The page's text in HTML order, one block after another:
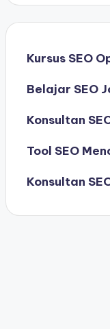
Kursus SEO
Belajar SEO
Konsultan
Tool SEO
Konsultan